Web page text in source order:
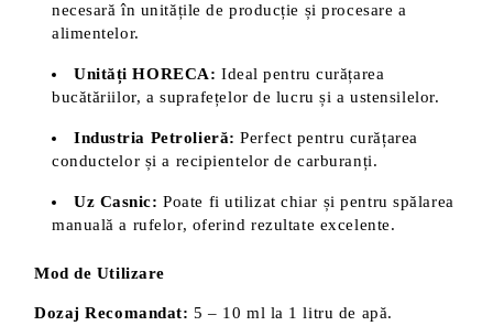
necesară în unitățile de producție și procesare a
alimentelor.
Unități HORECA: Ideal pentru curățarea
bucătăriilor, a suprafețelor de lucru și a ustensilelor.
Industria Petrolieră: Perfect pentru curățarea
conductelor și a recipientelor de carburanți.
Uz Casnic: Poate fi utilizat chiar și pentru spălarea
manuală a rufelor, oferind rezultate excelente.
Mod de Utilizare
Dozaj Recomandat: 5 – 10 ml la 1 litru de apă.